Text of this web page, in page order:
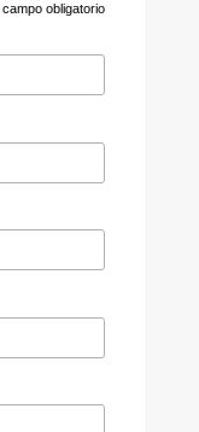
campo obligatorio